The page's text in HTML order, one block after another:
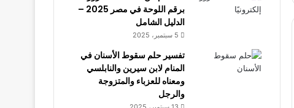
برقم اللوحة في مصر 2025 –
الدليل الشامل
5 سبتمبر، 2025
تفسير حلم سقوط الأسنان في
المنام لابن سيرين والنابلسي
ومعناه للعزباء والمتزوجة
والرجل